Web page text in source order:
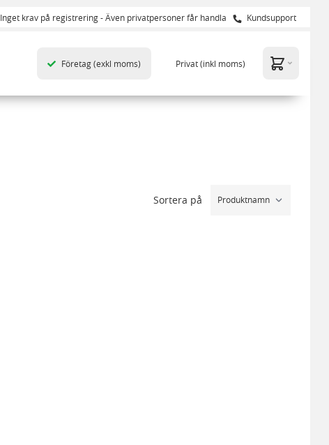
Inget krav på registrering - Även privatpersoner får handla Kundsupport
Företag(exkl moms) Privat(inkl moms)
Sortera på